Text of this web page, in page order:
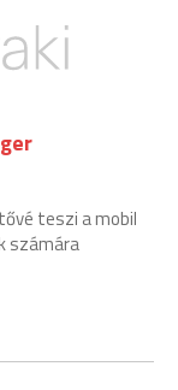
teszi a mobil
számára